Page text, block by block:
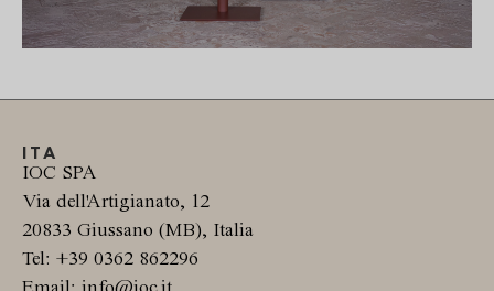
ITA
IOC SPA
Via dell'Artigianato, 12
20833 Giussano (MB), Italia
Tel: +39 0362 862296